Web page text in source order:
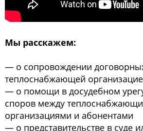
Мы расскажем:
— о сопровождении
теплоснабжающей
— о помощи в досудебном
споров между
организациями и абонентами
— о представительстве в суде